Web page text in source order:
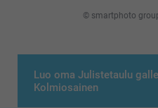
Luo oma Julistetaulu
Kolmiosainen
© smartphoto